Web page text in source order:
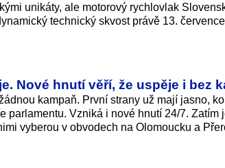
unikáty, ale motorový rychlovlak
technický skvost právě 13.
Nové hnutí věří, že uspěje i bez
kampaň. První strany už mají jasno,
parlamentu. Vzniká i nové hnutí 24/7. Zatím
vyberou v obvodech na Olomoucku a